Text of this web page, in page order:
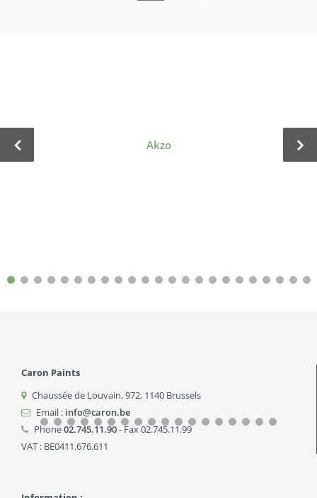
Akzo
Caron Paints
Chaussée de Louvain, 972, 1140 Brussels
Email : info@caron.be
Phone02.745.11.90- Fax 02.745.11.99
VAT : BE0411.676.611